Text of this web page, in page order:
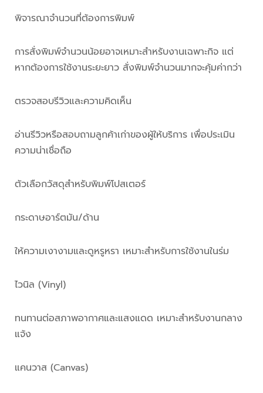
พิจารณาจำนวนที่ต้องการพิมพ์
การสั่งพิมพ์จำนวนน้อยอาจเหมาะสำหรับงานเฉพาะกิจ แต่
หากต้องการใช้งานระยะยาว สั่งพิมพ์จำนวนมากจะคุ้มค่ากว่า
ตรวจสอบรีวิวและความคิดเห็น
อ่านรีวิวหรือสอบถามลูกค้าเก่าของผู้ให้บริการ เพื่อประเมิน
ความน่าเชื่อถือ
ตัวเลือกวัสดุสำหรับพิมพ์โปสเตอร์
กระดาษอาร์ตมัน/ด้าน
ให้ความเงางามและดูหรูหรา เหมาะสำหรับการใช้งานในร่ม
ไวนิล (Vinyl)
ทนทานต่อสภาพอากาศและแสงแดด เหมาะสำหรับงานกลาง
แจ้ง
แคนวาส (Canvas)